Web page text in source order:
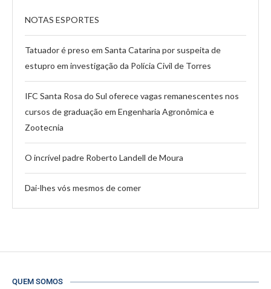
NOTAS ESPORTES
Tatuador é preso em Santa Catarina por suspeita de
estupro em investigação da Polícia Civil de Torres
IFC Santa Rosa do Sul oferece vagas remanescentes nos
cursos de graduação em Engenharia Agronômica e
Zootecnia
O incrível padre Roberto Landell de Moura
Dai-lhes vós mesmos de comer
QUEM SOMOS